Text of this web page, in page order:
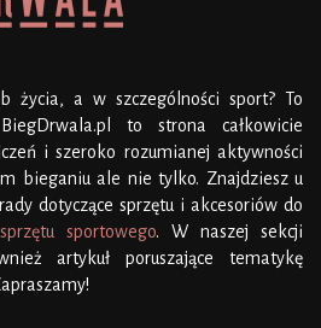
życia, a w szczególności sport? To
to strona całkowicie
i szeroko rozumianej aktywności
bieganiu ale nie tylko. Znajdziesz u
dotyczące sprzętu i akcesoriów do
sportowego. W naszej sekcji
artykuł poruszające tematykę